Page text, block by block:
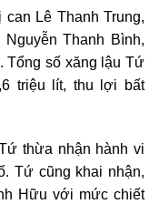
Lê Thanh Trung,
Thanh Bình,
Tổng số xăng lậu Tứ
triệu lít, thu lợi bất
thừa nhận hành vi
Tứ cũng khai nhận,
Hữu với mức chiết